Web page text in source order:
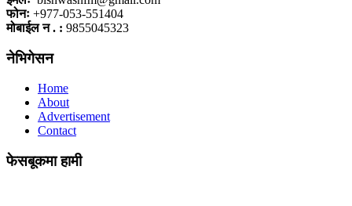
फोनः +977-053-551404
मोबाईल न . : 9855045323
नेभिगेसन
Home
About
Advertisement
Contact
फेसबूकमा हामी